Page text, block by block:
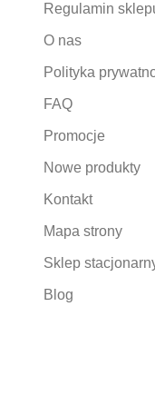
Regulamin
O nas
Polityka
FAQ
Promocje
Nowe produkty
Kontakt
Mapa strony
Sklep
Blog